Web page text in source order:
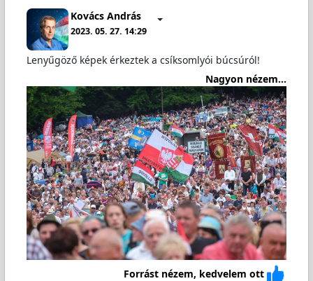
Kovács András
2023. 05. 27. 14:29
Lenyűgöző képek érkeztek a csíksomlyói búcsúról!
Nagyon nézem...
Forrást nézem, kedvelem ott